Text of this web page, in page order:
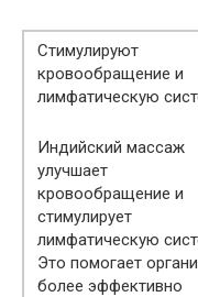
Стимулируют
кровообращение и
лимфатическую
Индийский массаж
улучшает
кровообращение и
стимулирует
лимфатическую
Это помогает
более эффективно